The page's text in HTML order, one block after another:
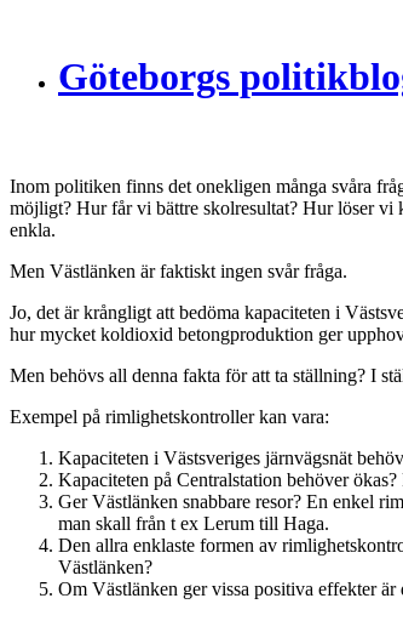
Göteborgs
Inom politiken finns det onekligen många svåra
möjligt? Hur får vi bättre skolresultat? Hur löser vi
enkla.
Men Västlänken är faktiskt ingen svår fråga.
Jo, det är krångligt att bedöma kapaciteten i
hur mycket koldioxid betongproduktion ger
Men behövs all denna fakta för att ta ställning? I
Exempel på rimlighetskontroller kan vara:
Kapaciteten i Västsveriges järnvägsnät
Kapaciteten på Centralstation behöver
Ger Västlänken snabbare resor? En enkel
man skall från t ex Lerum till Haga.
Den allra enklaste formen av
Västlänken?
Om Västlänken ger vissa positiva effekter är